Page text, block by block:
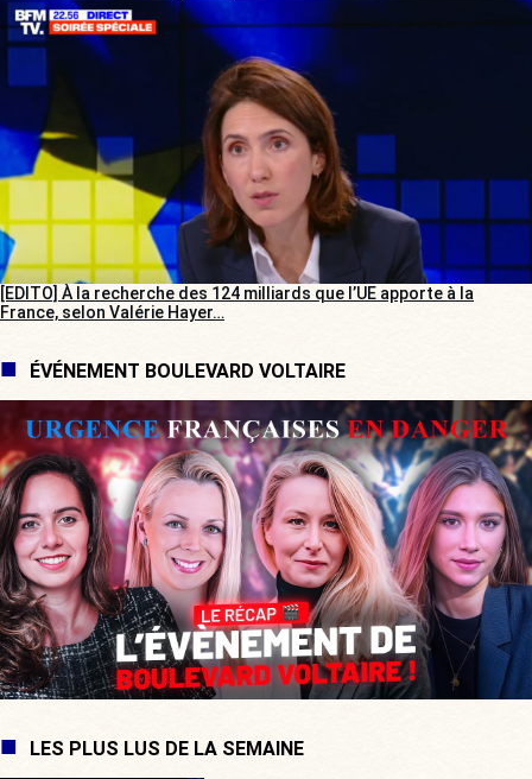
[EDITO] À la recherche des 124 milliards que l’UE apporte à la
France, selon Valérie Hayer…
ÉVÉNEMENT BOULEVARD VOLTAIRE
LES PLUS LUS DE LA SEMAINE